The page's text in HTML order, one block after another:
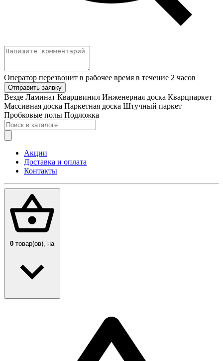
Оператор перезвонит в рабочее время в течение 2 часов
Отправить заявку
Везде Ламинат Кварцвинил Инженерная доска Кварцпаркет
Массивная доска Паркетная доска Штучный паркет
Пробковые полы Подложка
Акции
Доставка и оплата
Контакты
0 товар(ов), на